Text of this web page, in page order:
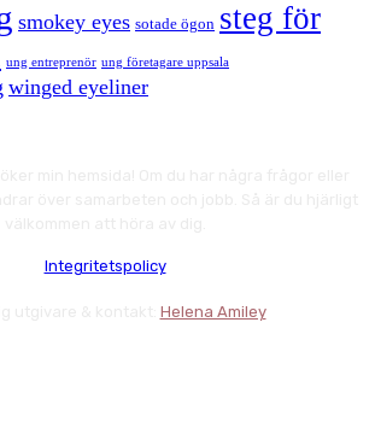
smokey eyes sotade ögon steg för
ung entreprenör ung företagare uppsala
winged eyeliner
Integritetspolicy
Helena Amiley